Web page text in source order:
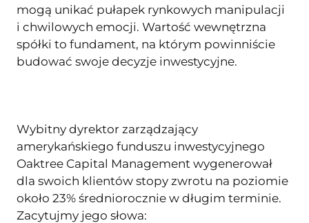
mogą unikać pułapek rynkowych manipulacji
i chwilowych emocji. Wartość wewnętrzna
spółki to fundament, na którym powinniście
budować swoje decyzje inwestycyjne.
Wybitny dyrektor zarządzający
amerykańskiego funduszu inwestycyjnego
Oaktree Capital Management wygenerował
dla swoich klientów stopy zwrotu na poziomie
około 23% średniorocznie w długim terminie.
Zacytujmy jego słowa: